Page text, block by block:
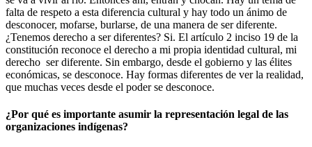
falta de respeto a esta diferencia cultural y hay todo un ánimo de
desconocer, mofarse, burlarse, de una manera de ser diferente.
¿Tenemos derecho a ser diferentes? Si. El artículo 2 inciso 19 de la
constitución reconoce el derecho a mi propia identidad cultural, mi
derecho ser diferente. Sin embargo, desde el gobierno y las élites
económicas, se desconoce. Hay formas diferentes de ver la realidad,
que muchas veces desde el poder se desconoce.
¿Por qué es importante asumir la representación legal de las
organizaciones indígenas?